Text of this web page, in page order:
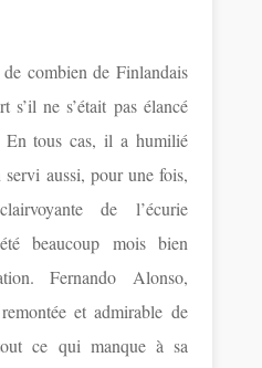
de combien de Finlandais
s’il ne s’était pas élancé
En tous cas, il a humilié
aussi, pour une fois,
de l’écurie
beaucoup mois bien
Fernando Alonso,
et admirable de
ce qui manque à sa